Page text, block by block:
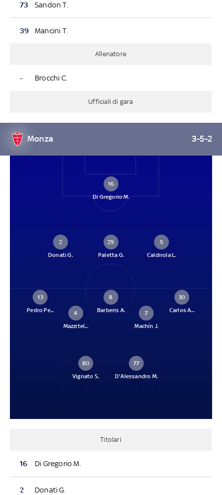
73 Sandon T.
39 Mancini T.
Allenatore
- Brocchi C.
Ufficiali di gara
Monza 3-5-2
16
Di Gregorio M.
2
Donati G.
29
Paletta G.
5
Caldirola L.
13
Pedro Pe...
4
Mazzitel...
8
Barberis A.
7
Machín J.
30
Carlos A...
80
Vignato S.
77
D'Alessandro M.
Titolari
16 Di Gregorio M.
2 Donati G.